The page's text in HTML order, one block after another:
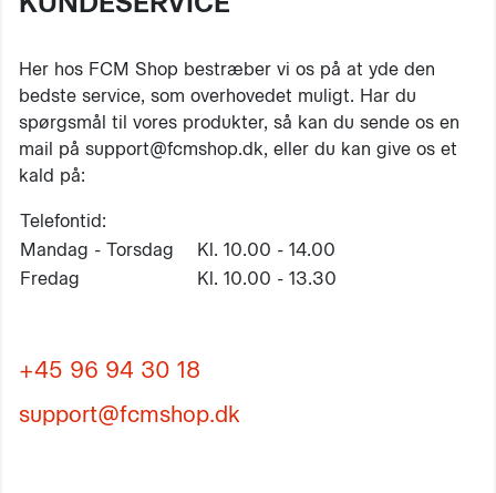
Her hos FCM Shop bestræber vi os på at yde den
bedste service, som overhovedet muligt. Har du
spørgsmål til vores produkter, så kan du sende os en
mail på support@fcmshop.dk, eller du kan give os et
kald på:
Telefontid:
Mandag - Torsdag
Kl. 10.00 - 14.00
Fredag
Kl. 10.00 - 13.30
+45 96 94 30 18
support@fcmshop.dk